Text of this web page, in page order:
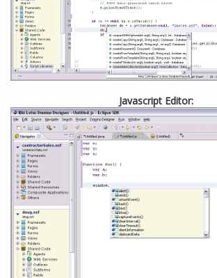
Javascript Editor: